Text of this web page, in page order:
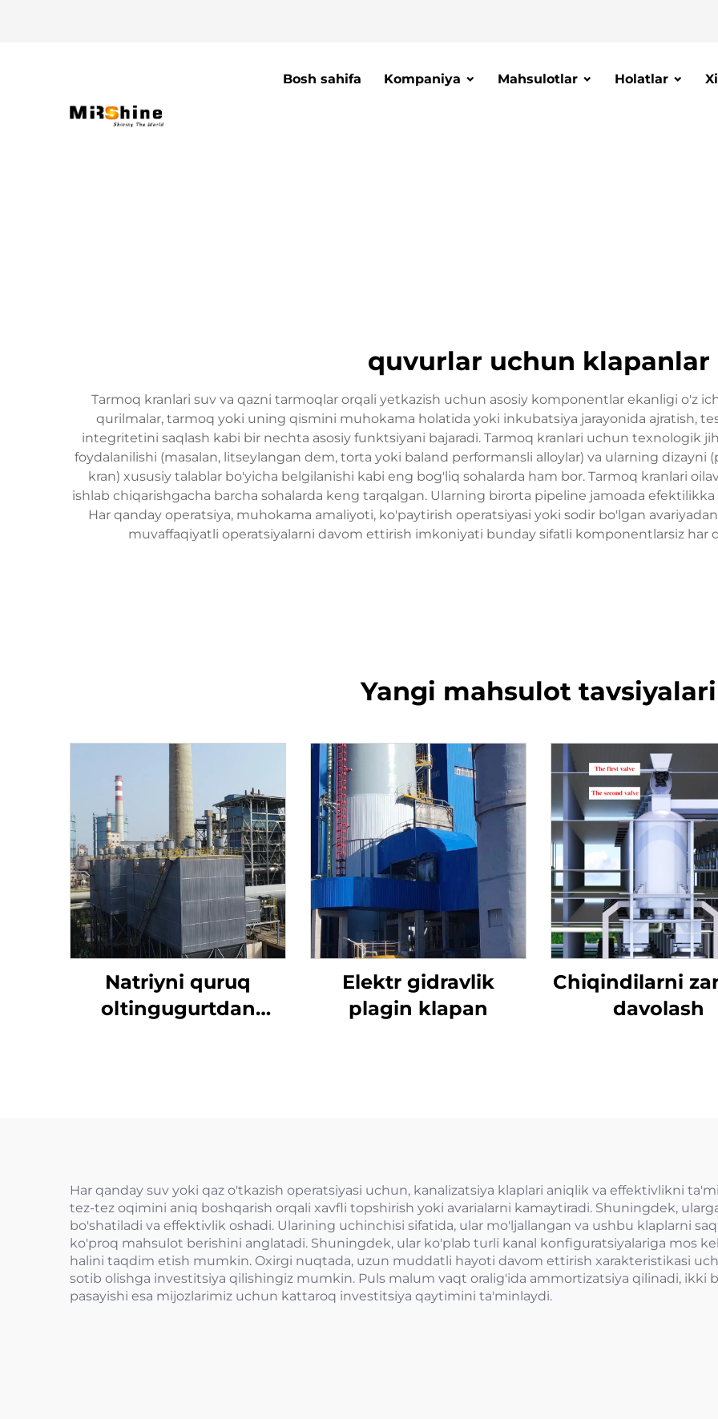
Bosh sahifa Kompaniya Mahsulotlar Holatlar
quvurlar uchun klapanlar
Tarmoq kranlari suv va qazni tarmoqlar orqali yetkazish uchun asosiy komponentlar ekanligi o'z
qurilmalar, tarmoq yoki uning qismini muhokama holatida yoki inkubatsiya jarayonida ajratish,
integritetini saqlash kabi bir nechta asosiy funktsiyani bajaradi. Tarmoq kranlari uchun texnologik
foydalanilishi (masalan, litseylangan dem, torta yoki baland performansli alloylar) va ularning dizayni
kran) xususiy talablar bo'yicha belgilanishi kabi eng bog'liq sohalarda ham bor. Tarmoq kranlari
ishlab chiqarishgacha barcha sohalarda keng tarqalgan. Ularning birorta pipeline jamoada
Har qanday operatsiya, muhokama amaliyoti, ko'paytirish operatsiyasi yoki sodir bo'lgan
muvaffaqiyatli operatsiyalarni davom ettirish imkoniyati bunday sifatli komponentlarsiz har
Yangi mahsulot tavsiyalari
Natriyni quruq
oltingugurtdan
Elektr gidravlik
plagin klapan
Chiqindilarni
davolash
Har qanday suv yoki qaz o'tkazish operatsiyasi uchun, kanalizatsiya klaplari aniqlik va effektivlikni
tez-tez oqimini aniq boshqarish orqali xavfli topshirish yoki avarialarni kamaytiradi. Shuningdek,
bo'shatiladi va effektivlik oshadi. Ularining uchinchisi sifatida, ular mo'ljallangan va ushbu klaplarni
ko'proq mahsulot berishini anglatadi. Shuningdek, ular ko'plab turli kanal konfiguratsiyalariga mos
halini taqdim etish mumkin. Oxirgi nuqtada, uzun muddatli hayoti davom ettirish xarakteristikasi
sotib olishga investitsiya qilishingiz mumkin. Puls malum vaqt oralig'ida ammortizatsiya qilinadi, ikki
pasayishi esa mijozlarimiz uchun kattaroq investitsiya qaytimini ta'minlaydi.